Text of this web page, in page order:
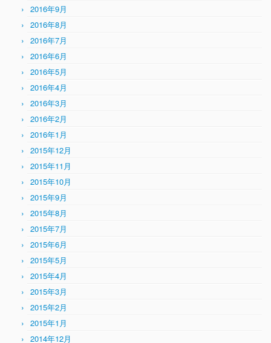
2016年9月
2016年8月
2016年7月
2016年6月
2016年5月
2016年4月
2016年3月
2016年2月
2016年1月
2015年12月
2015年11月
2015年10月
2015年9月
2015年8月
2015年7月
2015年6月
2015年5月
2015年4月
2015年3月
2015年2月
2015年1月
2014年12月